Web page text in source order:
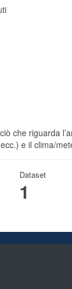
che riguarda
e il clima/
Dataset
1